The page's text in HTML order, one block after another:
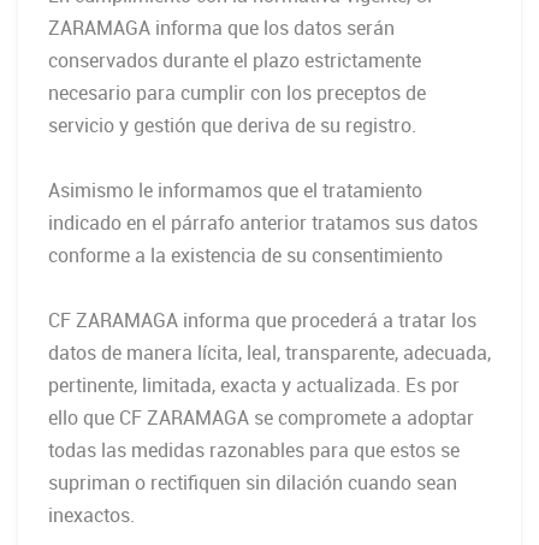
ZARAMAGA informa que los datos serán
conservados durante el plazo estrictamente
necesario para cumplir con los preceptos de
servicio y gestión que deriva de su registro.
Asimismo le informamos que el tratamiento
indicado en el párrafo anterior tratamos sus datos
conforme a la existencia de su consentimiento
CF ZARAMAGA informa que procederá a tratar los
datos de manera lícita, leal, transparente, adecuada,
pertinente, limitada, exacta y actualizada. Es por
ello que CF ZARAMAGA se compromete a adoptar
todas las medidas razonables para que estos se
supriman o rectifiquen sin dilación cuando sean
inexactos.